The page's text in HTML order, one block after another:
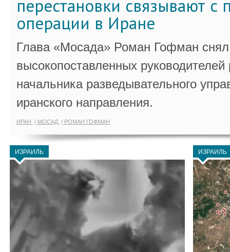
перестановки связывают с
операции в Иране
Глава «Мосада» Роман Гофман снял
высокопоставленных
начальника разведывательного
иранского направления.
ИРАН МОСАД РОМАН ГОФМАН
ИЗРАИЛЬ ИЗРАИЛЬ